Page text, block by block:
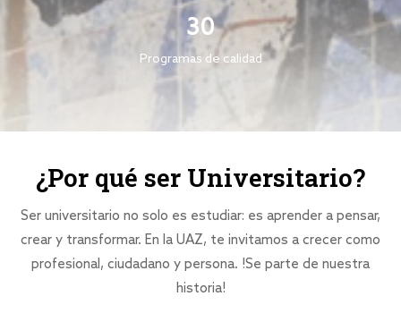
30
Programas de calidad
¿Por qué ser Universitario?
Ser universitario no solo es estudiar: es aprender a pensar,
crear y transformar. En la UAZ, te invitamos a crecer como
profesional, ciudadano y persona. !Se parte de nuestra
historia!